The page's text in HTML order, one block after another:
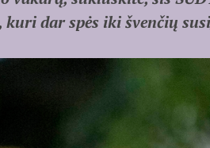
dar spės iki švenčių